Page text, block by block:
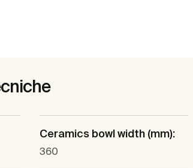
Ceramics bowl width (mm):
360